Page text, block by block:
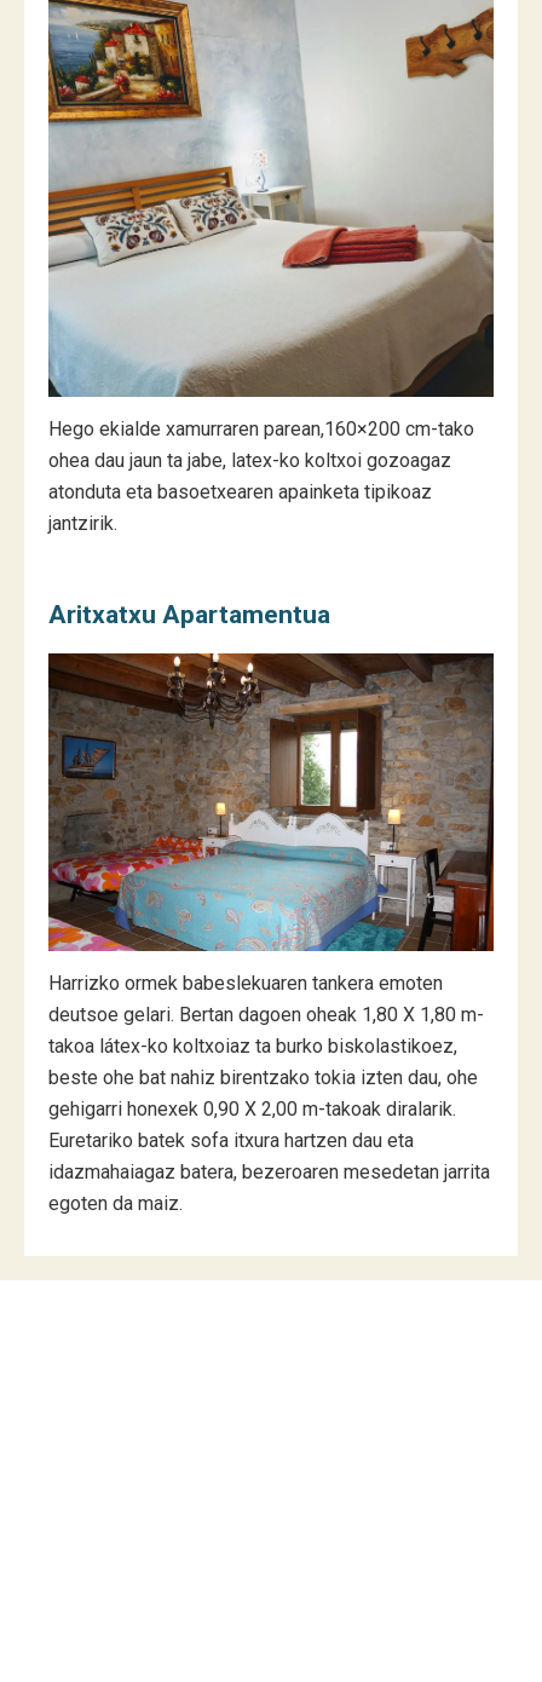
Hego ekialde xamurraren parean,160×200 cm-tako
ohea dau jaun ta jabe, latex-ko koltxoi gozoagaz
atonduta eta basoetxearen apainketa tipikoaz
jantzirik.
Aritxatxu Apartamentua
Harrizko ormek babeslekuaren tankera emoten
deutsoe gelari. Bertan dagoen oheak 1,80 X 1,80 m-
takoa látex-ko koltxoiaz ta burko biskolastikoez,
beste ohe bat nahiz birentzako tokia izten dau, ohe
gehigarri honexek 0,90 X 2,00 m-takoak diralarik.
Euretariko batek sofa itxura hartzen dau eta
idazmahaiagaz batera, bezeroaren mesedetan jarrita
egoten da maiz.